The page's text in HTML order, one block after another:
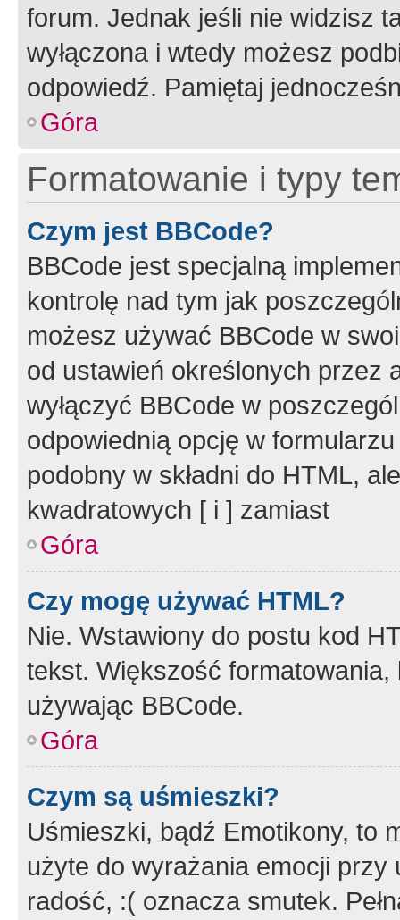
forum. Jednak jeśli nie widzisz
wyłączona i wtedy możesz
odpowiedź. Pamiętaj
Góra
Formatowanie i typy
Czym jest BBCode?
BBCode jest specjalną
kontrolę nad tym jak
możesz używać BBCode w
od ustawień określonych przez
wyłączyć BBCode w
odpowiednią opcję w
podobny w składni do HTML,
kwadratowych [ i ] zamiast
Góra
Czy mogę używać HTML?
Nie. Wstawiony do postu kod
tekst. Większość
używając BBCode.
Góra
Czym są uśmieszki?
Uśmieszki, bądź Emotikony, to
użyte do wyrażania emocji
radość, :( oznacza smutek.